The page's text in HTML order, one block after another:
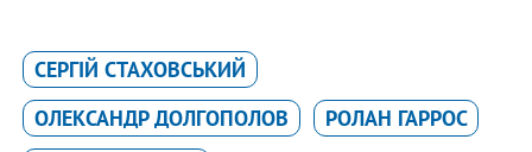
СЕРГІЙ СТАХОВСЬКИЙ
ОЛЕКСАНДР ДОЛГОПОЛОВ
РОЛАН ГАРРОС